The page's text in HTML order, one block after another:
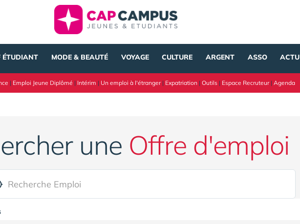
ÉTUDIANT MODE & BEAUTÉ VOYAGE CULTURE ARGENT ASSO ACTU
| Emploi Jeune Diplômé | Intérim | Un emploi à l'étranger| Expatriation | Outils | Espace Recruteur| Agenda
une Offre d'emploi